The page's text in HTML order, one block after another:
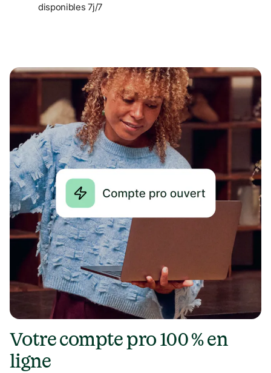
disponibles 7j/7
Votre compte pro 100 % en
ligne